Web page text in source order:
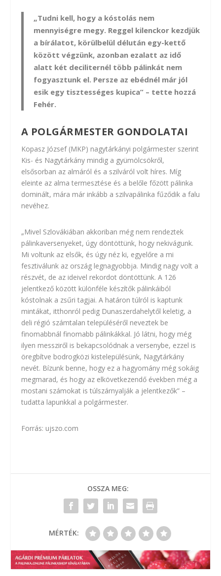
„Tudni kell, hogy a kóstolás nem
mennyiségre megy. Reggel kilenckor kezdjük
a bírálatot, körülbelül délután egy-kettő
között végzünk, azonban ezalatt az idő
alatt két deciliternél több pálinkát nem
fogyasztunk el. Persze az ebédnél már jól
esik egy tisztességes kupica” – tette hozzá
Fehér.
A POLGÁRMESTER GONDOLATAI
Kopasz József (MKP) nagytárkányi polgármester szerint
Kis- és Nagytárkány mindig a gyümölcsökről,
elsősorban az almáról és a szilváról volt híres. Míg
eleinte az alma termesztése és a belőle főzött pálinka
dominált, mára már inkább a szilvapálinka fűződik a falu
nevéhez.
„Mivel Szlovákiában akkoriban még nem rendeztek
pálinkaversenyeket, úgy döntöttünk, hogy nekivágunk.
Mi voltunk az elsők, és úgy néz ki, egyelőre a mi
fesztiválunk az ország legnagyobbja. Mindig nagy volt a
részvét, de az ideivel rekordot döntöttünk. A 126
jelentkező között különféle készítők pálinkáiból
kóstolnak a zsűri tagjai. A határon túlról is kaptunk
mintákat, itthonról pedig Dunaszerdahelytől keletig, a
deli régió számtalan településéről neveztek be
finomabbnál finomabb pálinkákkal. Jó látni, hogy még
ilyen messziről is bekapcsolódnak a versenybe, ezzel is
öregbítve bodrogközi kistelepülésünk, Nagytárkány
nevét. Bízunk benne, hogy ez a hagyomány még sokáig
megmarad, és hogy az elkövetkezendő években még a
mostani számokat is túlszárnyalják a jelentkezők” –
tudatta lapunkkal a polgármester.
Forrás: ujszo.com
OSSZA MEG:
MÉRTÉK: